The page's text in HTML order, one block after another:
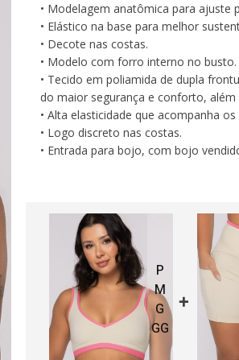
• Modelagem anatômica para ajuste
• Elástico na base para melhor
• Decote nas costas.
• Modelo com forro interno no busto.
• Tecido em poliamida de dupla
do maior segurança e conforto, além
• Alta elasticidade que acompanha
• Logo discreto nas costas.
• Entrada para bojo, com bojo
Medidas da modelo:
Altura: 159cm
Busto: 87cm
• Cintura: 68cm
• Quadril: 102cm
P
M
G
GG